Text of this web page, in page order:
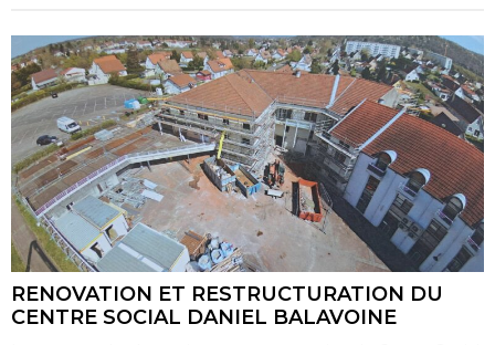
RENOVATION ET RESTRUCTURATION DU
CENTRE SOCIAL DANIEL BALAVOINE